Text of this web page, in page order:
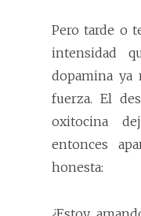
Pero tarde o
intensidad
dopamina ya
fuerza. El
oxitocina
entonces
honesta: